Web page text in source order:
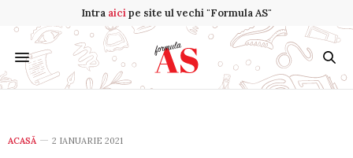
Intra aicipe site ul vechi "Formula AS"
ACASĂ 2 IANUARIE 2021